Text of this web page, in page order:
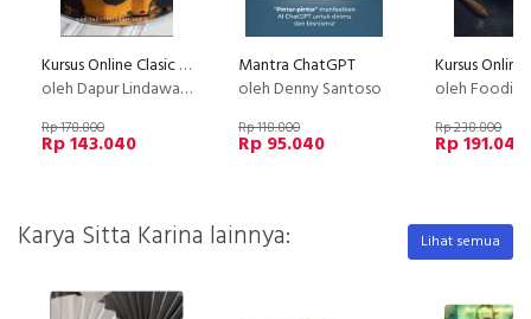
Kursus Online Clasic Marble Cake Dapur Lindawaty PU
oleh Dapur Lindawaty
Rp 178.800
Rp 143.040
Mantra ChatGPT
oleh Denny Santoso
Rp 118.800
Rp 95.040
oleh Foodior
Rp 238.800
Rp 191.040
Karya Sitta Karina lainnya: Lihat semua